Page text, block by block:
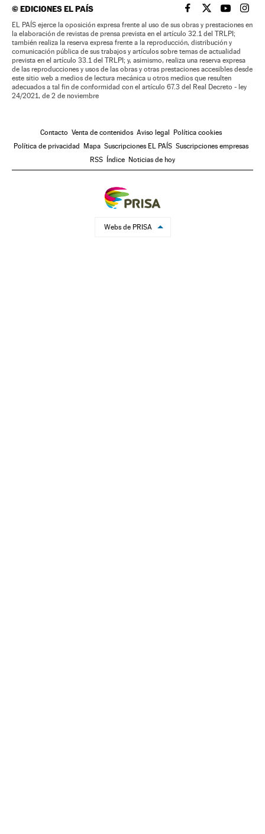
©EDICIONES EL PAÍS EL PAÍS BRASIL EN
EL PAÍSEL PAÍS
EL
EL PAÍS ejerce la oposición expresa frente al uso de sus obras y prestaciones en
la elaboración de revistas de prensa prevista en el artículo 32.1 del TRLPI;
también realiza la reserva expresa frente a la reproducción, distribución y
comunicación pública de sus trabajos y artículos sobre temas de actualidad
prevista en el artículo 33.1 del TRLPI; y, asimismo, realiza una reserva expresa
de las reproducciones y usos de las obras y otras prestaciones accesibles desde
este sitio web a medios de lectura mecánica u otros medios que resulten
adecuados a tal fin de conformidad con el artículo 67.3 del Real Decreto - ley
24/2021, de 2 de noviembre
Contacto Venta de contenidos Aviso legal
Política cookies
Política de privacidad
Mapa Suscripciones EL PAÍS Suscripciones empresas
RSS
Índice Noticias de hoy
Webs de PRISA